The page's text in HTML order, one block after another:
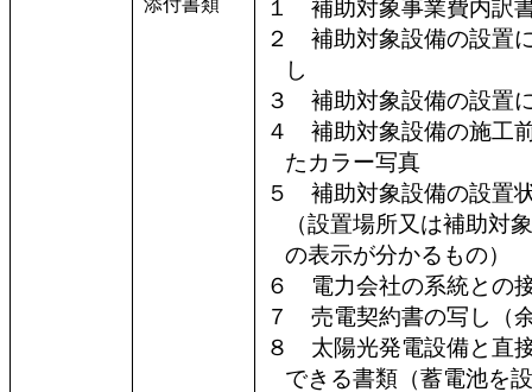
添付書類
１ 補助対象事業費内訳
２ 補助対象設備の設置
し
３ 補助対象設備の設置
４ 補助対象設備の施工
たカラー写真
５ 補助対象設備の設置
（設置場所又は補助対
の表示が分かるもの）
６ 電力会社の系統との
７ 売電契約書の写し（
８ 太陽光発電設備と直
できる書類（蓄電池を